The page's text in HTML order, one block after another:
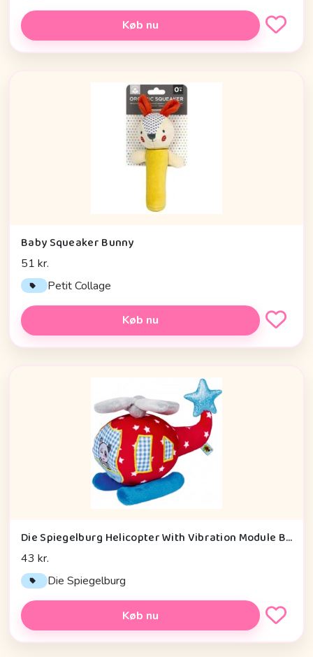
Køb nu
Baby Squeaker Bunny
51 kr.
Petit Collage
Køb nu
Die Spiegelburg Helicopter With Vibration Module Baby Charms - Legetøj
43 kr.
Die Spiegelburg
Køb nu